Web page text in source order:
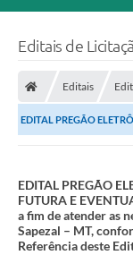
Editais de
Editais
EDITAL PREGÃO
EDITAL PREGÃO
FUTURA E
a fim de atender as
Sapezal – MT,
Referência deste